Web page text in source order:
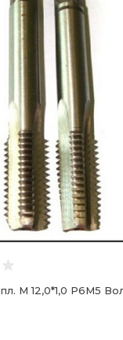
М 12,0*1,0 Р6М5